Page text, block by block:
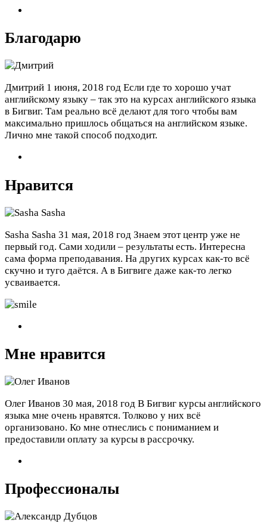
Благодарю
Дмитрий 1 июня, 2018 год Если где то хорошо учат
английскому языку – так это на курсах английского языка
в Бигвиг. Там реально всё делают для того чтобы вам
максимально пришлось общаться на английском языке.
Лично мне такой способ подходит.
Нравится
Sasha Sasha 31 мая, 2018 год Знаем этот центр уже не
первый год. Сами ходили – результаты есть. Интересна
сама форма преподавания. На других курсах как-то всё
скучно и туго даётся. А в Бигвиге даже как-то легко
усваивается.
Мне нравится
Олег Иванов 30 мая, 2018 год В Бигвиг курсы английского
языка мне очень нравятся. Толково у них всё
организовано. Ко мне отнеслись с пониманием и
предоставили оплату за курсы в рассрочку.
Профессионалы